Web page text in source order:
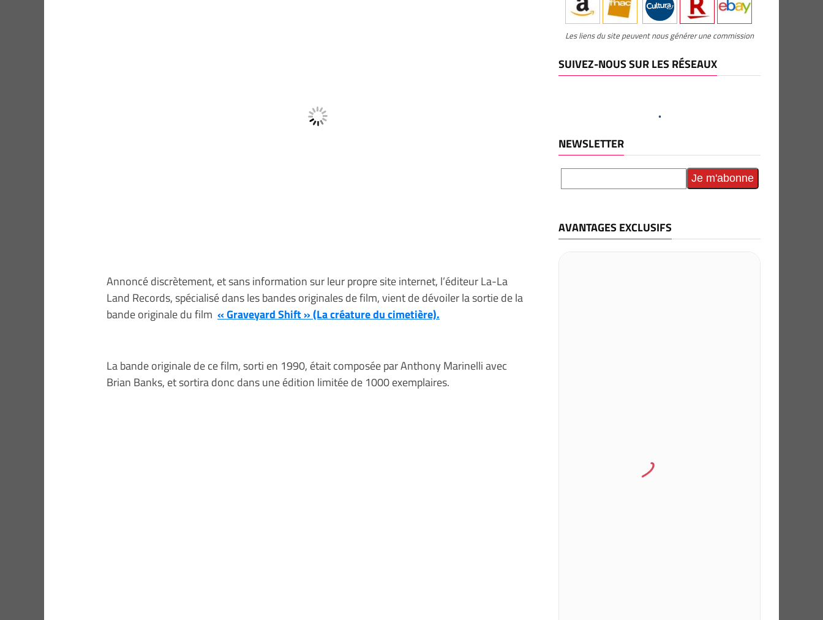
Annoncé discrètement, et sans information sur leur propre site internet, l’éditeur La-La
Land Records, spécialisé dans les bandes originales de film, vient de dévoiler la sortie de la
bande originale du film « Graveyard Shift » (La créature du cimetière).
La bande originale de ce film, sorti en 1990, était composée par Anthony Marinelli avec
Brian Banks, et sortira donc dans une édition limitée de 1000 exemplaires.
Les liens du site peuvent nous générer une commission
SUIVEZ-NOUS SUR LES RÉSEAUX
NEWSLETTER
AVANTAGES EXCLUSIFS